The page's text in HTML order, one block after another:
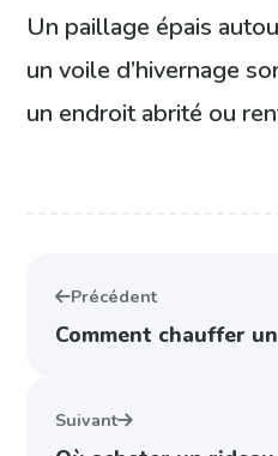
Un paillage épais
un voile d’hivernage
un endroit abrité ou
Précédent
Comment chauffer
Suivant